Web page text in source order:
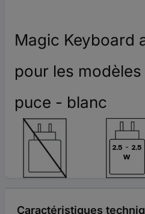
Magic Keyboard
pour les
puce - blanc
Caractéristiques